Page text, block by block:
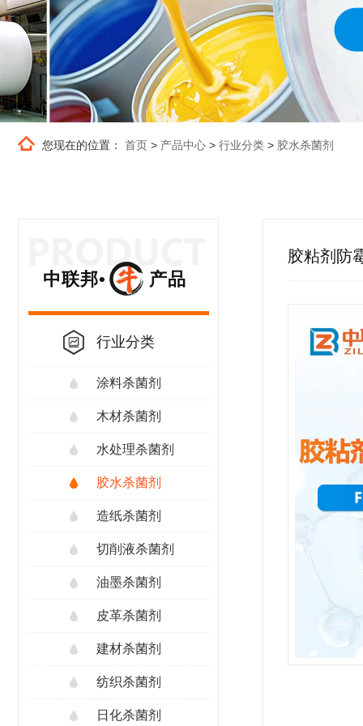
您现在的位置： 首页 > 产品中心 > 行业分类 > 胶水杀菌剂
中联邦• 产品
行业分类
涂料杀菌剂
木材杀菌剂
水处理杀菌剂
胶水杀菌剂
造纸杀菌剂
切削液杀菌剂
油墨杀菌剂
皮革杀菌剂
建材杀菌剂
纺织杀菌剂
日化杀菌剂
胶粘剂防